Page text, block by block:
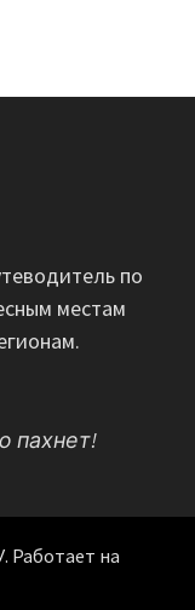
по
местам
пахнет!
. Работает на